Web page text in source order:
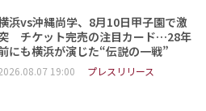
浜vs沖縄尚学、8月10日甲子園で激
チケット完売の注目カード…28年
にも横浜が演じた“伝説の一戦”
19:00 プレスリリース